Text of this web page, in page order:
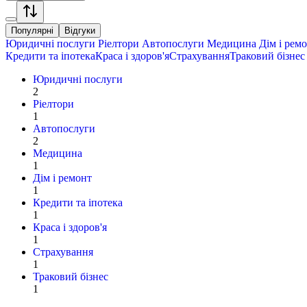
Популярні Відгуки
Юридичні послуги Ріелтори Автопослуги Медицина Дім і
Кредити та іпотекаКраса і здоров'яСтрахуванняТраковий бізнес
Юридичні послуги
2
Ріелтори
1
Автопослуги
2
Медицина
1
Дім і ремонт
1
Кредити та іпотека
1
Краса і здоров'я
1
Страхування
1
Траковий бізнес
1